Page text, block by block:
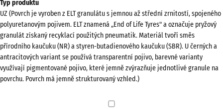
Zobrazit
paletu
barev
Travní
zelená(active)
pro
dopravu
540
x
540
x
40
Typ produktu
UZ (Povrch je vyroben z ELT granulátu s jemnou až střední zrnitostí, spojeného
polyuretanovým pojivem. ELT znamená „End of Life Tyres" a označuje pryžový
granulát získaný recyklací použitých pneumatik. Materiál tvoří směs
přírodního kaučuku (NR) a styren-butadienového kaučuku (SBR). U černých a
antracitových variant se používá transparentní pojivo, barevné varianty
využívají pigmentované pojivo, které jemně zvýrazňuje jednotlivé granule na
povrchu. Povrch má jemně strukturovaný vzhled.)